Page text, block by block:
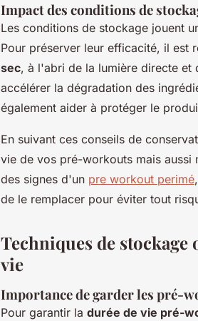
Impact des conditions de
Les conditions de stockage jouent
Pour préserver leur efficacité, il est
sec, à l'abri de la lumière directe et
accélérer la dégradation des
également aider à protéger le
En suivant ces conseils de
vie de vos pré-workouts mais aussi
des signes d'un pre workout perimé
de le remplacer pour éviter tout
Techniques de
vie
Importance de garder les pré-
Pour garantir la durée de vie pré-